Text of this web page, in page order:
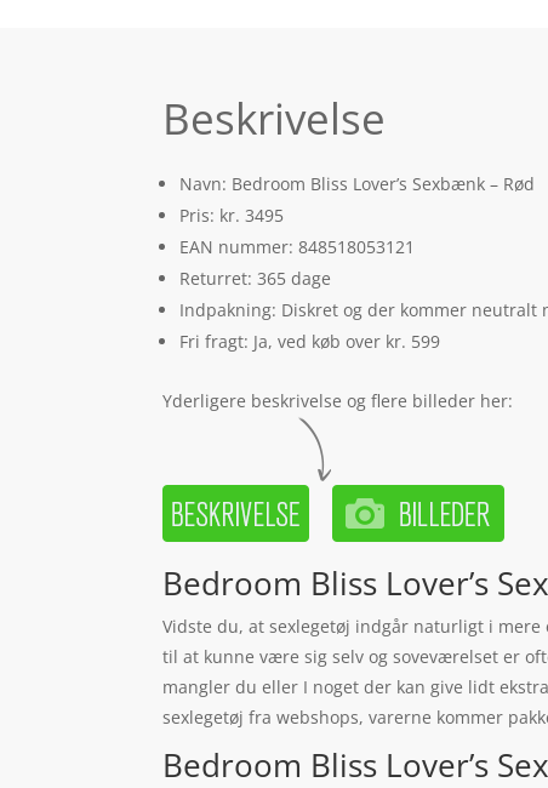
Beskrivelse
Navn: Bedroom Bliss Lover’s Sexbænk – Rød
Pris: kr. 3495
EAN nummer: 848518053121
Returret: 365 dage
Indpakning: Diskret og der kommer neutralt
Fri fragt: Ja, ved køb over kr. 599
Yderligere beskrivelse og flere billeder her:
Bedroom Bliss Lover’s
Vidste du, at sexlegetøj indgår naturligt i
til at kunne være sig selv og soveværelset er
mangler du eller I noget der kan give lidt
sexlegetøj fra webshops, varerne kommer
Bedroom Bliss Lover’s